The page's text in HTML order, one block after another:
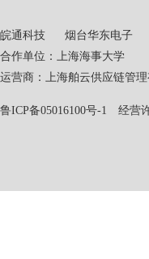
皖通科技 烟台华东电子
合作单位：上海海事大学
运营商：上海舶云供应
鲁ICP备05016100号-1 经营